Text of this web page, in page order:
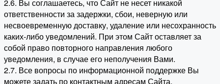
2.6. Вы соглашаетесь, что Сайт не несет никакой
ответственности за задержки, сбои, неверную или
несвоевременную доставку, удаление или несохранность
каких-либо уведомлений. При этом Сайт оставляет за
собой право повторного направления любого
уведомления, в случае его неполучения Вами.
2.7. Все вопросы по информационной поддержке Вы
можете задать по контактным адресам Сайта.